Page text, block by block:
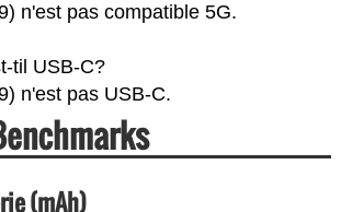
n'est pas compatible 5G.
til USB-C?
n'est pas USB-C.
(mAh)